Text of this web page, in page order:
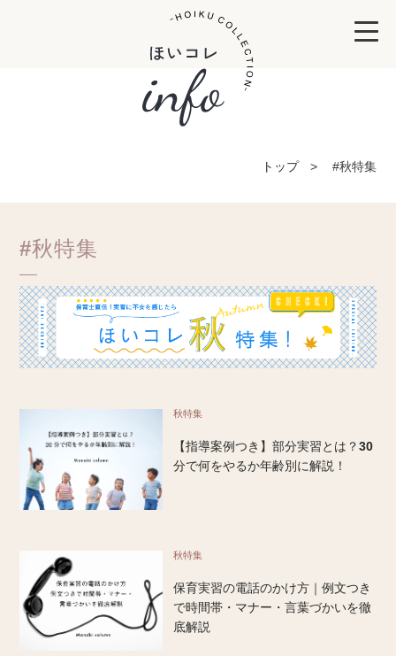
トップ #秋特集
#秋特集
秋特集
【指導案例つき】部分実習とは？30
分で何をやるか年齢別に解説！
秋特集
保育実習の電話のかけ方｜例文つき
で時間帯・マナー・言葉づかいを徹
底解説